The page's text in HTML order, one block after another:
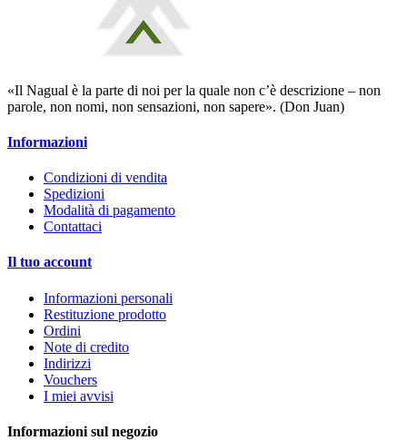
«Il Nagual è la parte di noi per la quale non c’è descrizione – non
parole, non nomi, non sensazioni, non sapere». (Don Juan)
Informazioni
Condizioni di vendita
Spedizioni
Modalità di pagamento
Contattaci
Il tuo account
Informazioni personali
Restituzione prodotto
Ordini
Note di credito
Indirizzi
Vouchers
I miei avvisi
Informazioni sul negozio